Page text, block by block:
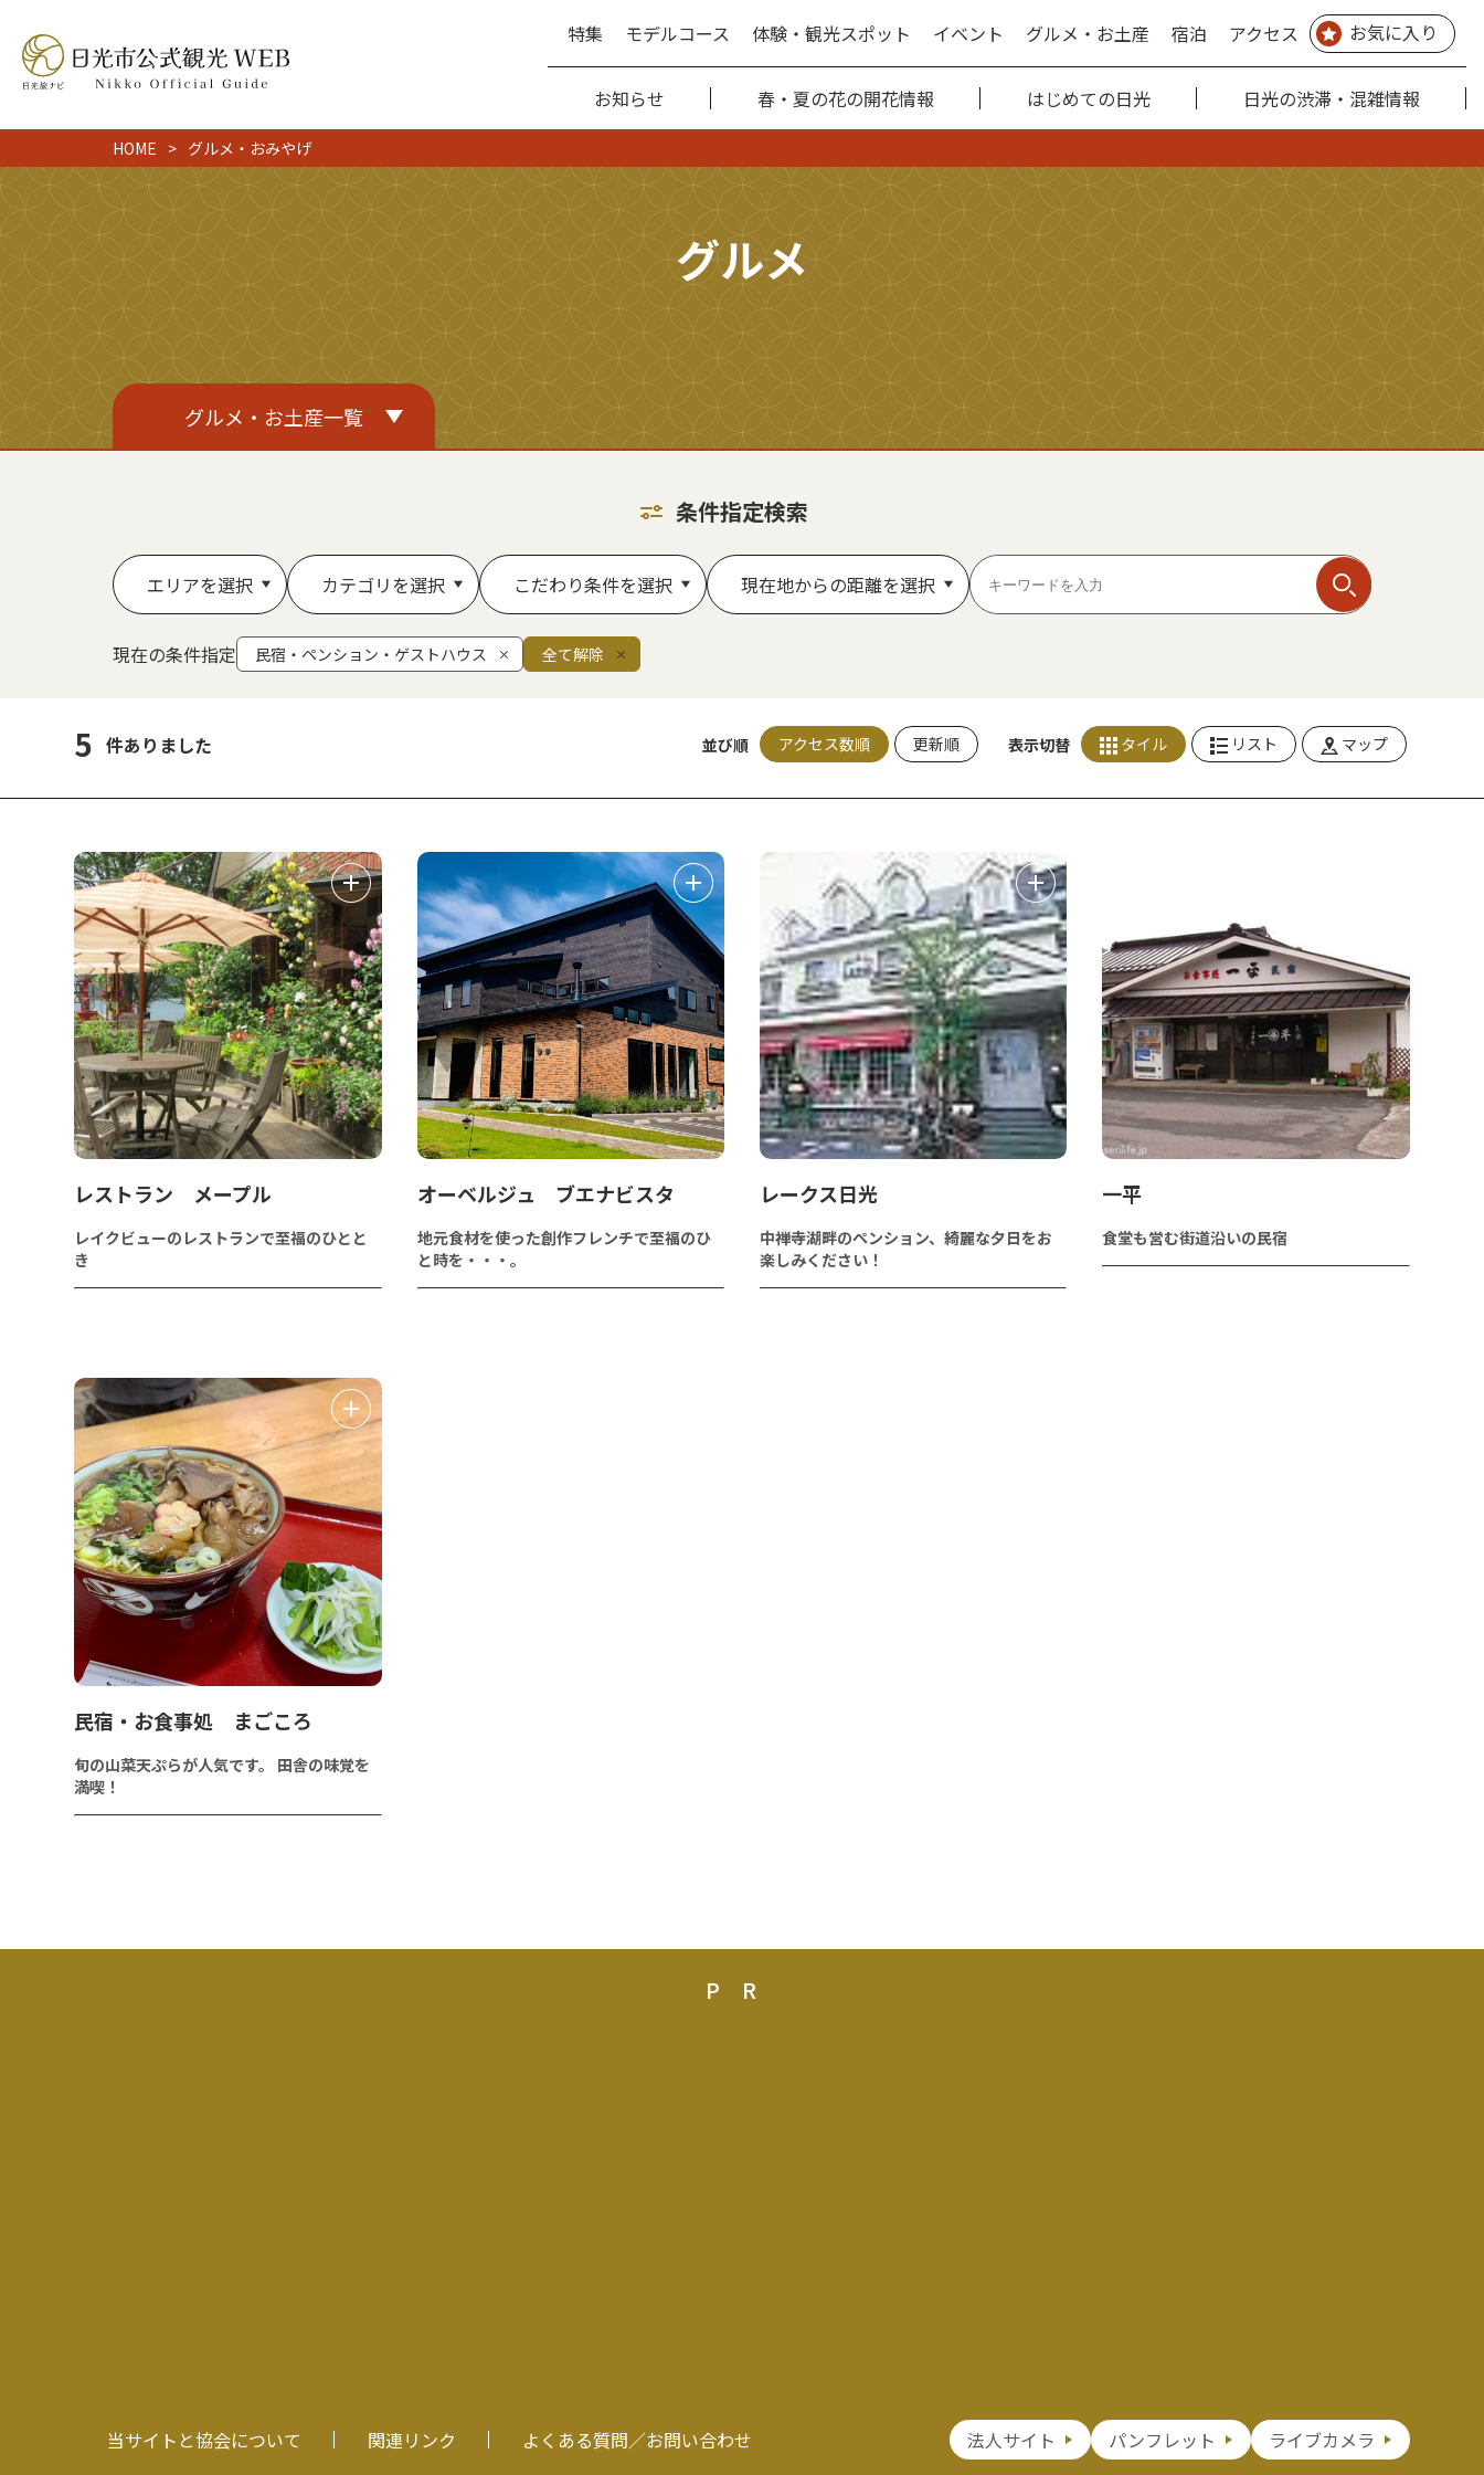
特集 モデルコース 体験・観光スポット イベント グルメ・お土産 宿泊 アクセス お気に入り
お知らせ 春・夏の花の開花情報 はじめての日光 日光の渋滞・混雑情報
HOME グルメ・おみやげ
グルメ
グルメ・お土産一覧
条件指定検索
エリアを選択 カテゴリを選択 こだわり条件を選択 現在地からの距離を選択
現在の条件指定 民宿・ペンション・ゲストハウス 全て解除
5 件ありました 並び順 アクセス数順 更新順 表示切替 タイル リスト マップ
レストラン メープル
レイクビューのレストランで至福のひとと
き
オーベルジュ ブエナビスタ
地元食材を使った創作フレンチで至福のひ
と時を・・・。
レークス日光
中禅寺湖畔のペンション、綺麗な夕日をお
楽しみください！
一平
食堂も営む街道沿いの民宿
民宿・お食事処 まごころ
旬の山菜天ぷらが人気です。 田舎の味覚を
満喫！
PR
当サイトと協会について 関連リンク よくある質問／お問い合わせ 法人サイト パンフレット ライブカメラ